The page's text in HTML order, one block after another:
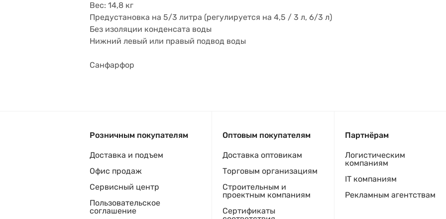
Вес: 14,8 кг
Предустановка на 5/3 литра (регулируется на 4,5 / 3 л, 6/3 л)
Без изоляции конденсата воды
Нижний левый или правый подвод воды
Санфарфор
Розничным покупателям
Доставка и подъем
Офис продаж
Сервисный центр
Пользовательское
соглашение
Оптовым покупателям
Доставка оптовикам
Торговым организациям
Строительным и
проектным компаниям
Сертификаты
Партнёрам
Логистическим
компаниям
IT компаниям
Рекламным агентствам